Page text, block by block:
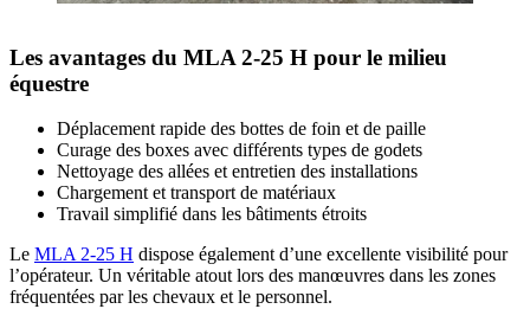
Les avantages du MLA 2-25 H pour le milieu
équestre
Déplacement rapide des bottes de foin et de paille
Curage des boxes avec différents types de godets
Nettoyage des allées et entretien des installations
Chargement et transport de matériaux
Travail simplifié dans les bâtiments étroits
Le MLA 2-25 H dispose également d’une excellente visibilité pour
l’opérateur. Un véritable atout lors des manœuvres dans les zones
fréquentées par les chevaux et le personnel.